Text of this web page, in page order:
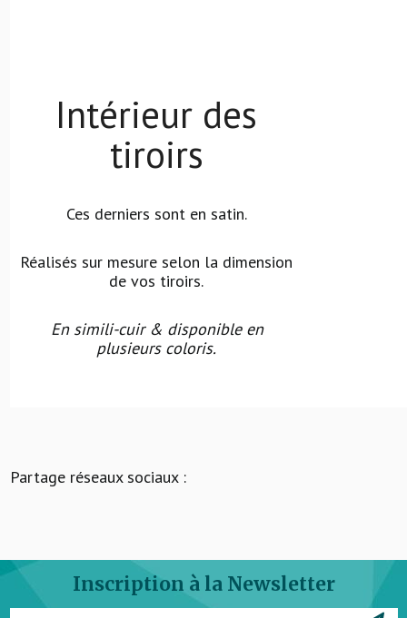
Intérieur des
tiroirs
Ces derniers sont en satin.
Réalisés sur mesure selon la dimension
de vos tiroirs.
En simili-cuir & disponible en
plusieurs coloris.
Partage réseaux sociaux :
Inscription à la Newsletter